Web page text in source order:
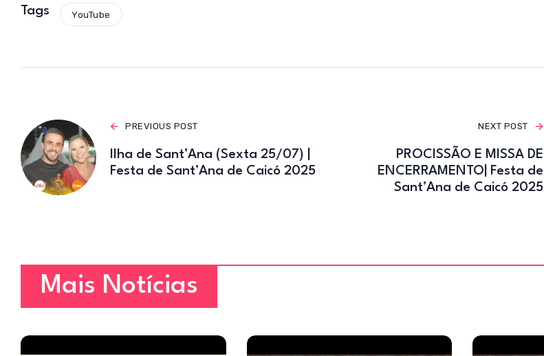
Tags YouTube
PREVIOUS POST
Ilha de Sant’Ana (Sexta 25/07) |
Festa de Sant’Ana de Caicó 2025
NEXT POST
PROCISSÃO E MISSA DE
ENCERRAMENTO| Festa de
Sant’Ana de Caicó 2025
Mais Notícias